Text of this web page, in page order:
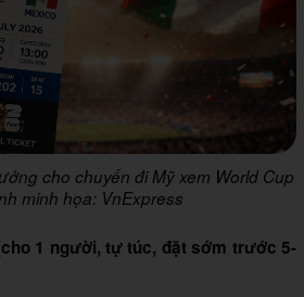
cho chuyến đi Mỹ xem World Cup
minh họa: VnExpress
1 người, tự túc, đặt sớm trước 5-